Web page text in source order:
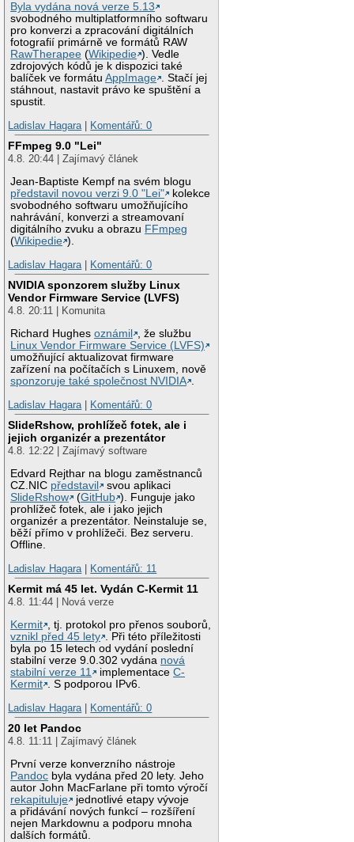
Byla vydána nová verze 5.13
svobodného multiplatformního softwaru
pro konverzi a zpracování digitálních
fotografií primárně ve formátů RAW
RawTherapee (Wikipedie ). Vedle
zdrojových kódů je k dispozici také
balíček ve formátuAppImage . Stačí jej
stáhnout, nastavit právo ke spuštění a
spustit.
Ladislav Hagara
Komentářů: 0
FFmpeg 9.0 "Lei"
4.8. 20:44 | Zajímavý článek
Jean-Baptiste Kempf na svém blogu
představil novou verzi 9.0 "Lei"
kolekce
svobodného softwaru umožňujícího
nahrávání, konverzi a streamovaní
digitálního zvuku a obrazu FFmpeg
(Wikipedie ).
Ladislav Hagara
Komentářů: 0
NVIDIA sponzorem služby Linux
Vendor Firmware Service (LVFS)
4.8. 20:11 | Komunita
Richard Hughesoznámil
, že službu
Linux Vendor Firmware Service (LVFS)
umožňující aktualizovat firmware
zařízení na počítačích s Linuxem, nově
sponzoruje také společnost NVIDIA .
Ladislav Hagara | Komentářů: 0
SlideRshow, prohlížeč fotek, ale i
jejich organizér a prezentátor
4.8. 12:22 | Zajímavý software
Edvard Rejthar na blogu zaměstnanců
CZ.NIC představil
svou aplikaci
SlideRshow
(GitHub ). Funguje jako
prohlížeč fotek, ale i jako jejich
organizér a prezentátor. Neinstaluje se,
běží přímo v prohlížeči. Bez serveru.
Offline.
Ladislav Hagara | Komentářů: 11
Kermit má 45 let. Vydán C-Kermit 11
4.8. 11:44 | Nová verze
Kermit , tj. protokol pro přenos souborů,
vznikl před 45 lety . Při této příležitosti
byla po 15 letech od vydání poslední
stabilní verze 9.0.302 vydána nová
stabilní verze 11
implementaceC-
Kermit . S podporou IPv6.
Ladislav Hagara | Komentářů: 0
20 let Pandoc
4.8. 11:11 | Zajímavý článek
První verze konverzního nástroje
Pandoc byla vydána před 20 lety. Jeho
autor John MacFarlane při tomto výročí
rekapituluje
jednotlivé etapy vývoje
a přidávání nových funkcí – rozšíření
nejen Markdownu a podporu mnoha
dalších formátů.